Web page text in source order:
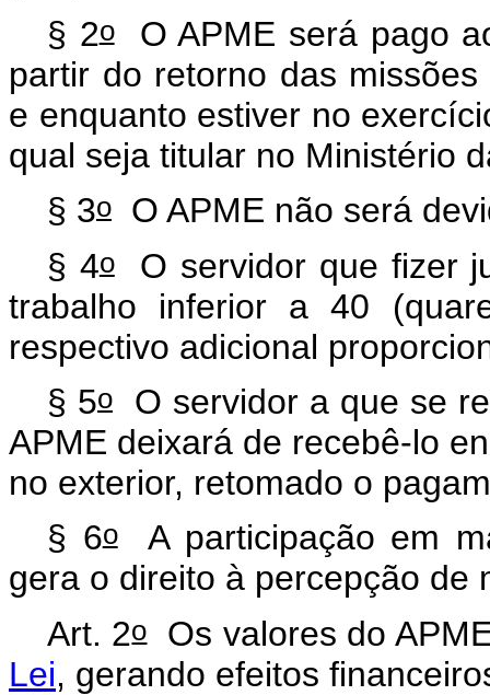
§ 2oO APME será pago
partir do retorno das
e enquanto estiver no
qual seja titular no Ministério
§ 3o O APME não será
§ 4oO servidor que fizer
trabalho inferior a 40
respectivo adicional
§ 5o O servidor a que se
APME deixará de recebê-lo
no exterior, retomado o
§ 6oA participação em
gera o direito à percepção de
Art. 2oOs valores do
Lei, gerando efeitos